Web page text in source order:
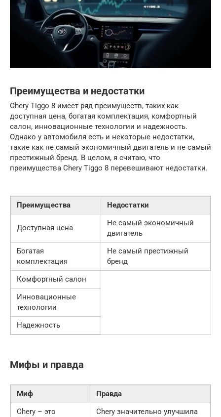
Преимущества и недостатки
Chery Tiggo 8 имеет ряд преимуществ, таких как
доступная цена, богатая комплектация, комфортный
салон, инновационные технологии и надежность.
Однако у автомобиля есть и некоторые недостатки,
такие как не самый экономичный двигатель и не самый
престижный бренд. В целом, я считаю, что
преимущества Chery Tiggo 8 перевешивают недостатки.
Преимущества Недостатки
Доступная цена
Не самый экономичный
двигатель
Богатая
комплектация
Не самый престижный
бренд
Комфортный салон
Инновационные
технологии
Надежность
Мифы и правда
Миф
Правда
Chery – это
Chery значительно улучшила